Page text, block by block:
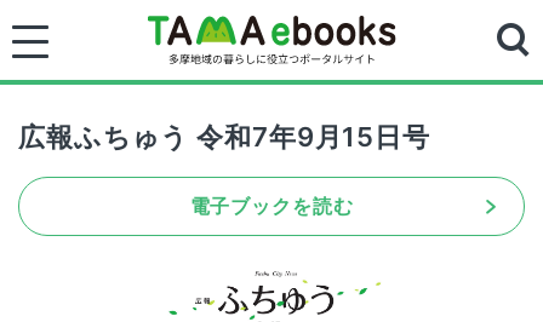
広報ふちゅう 令和7年9月15日号
電子ブックを読む